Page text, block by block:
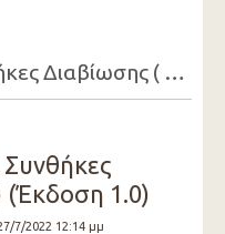
Υλική Στέρηση και Συνθήκες Διαβίωσης ( 2021 )
Συνθήκες
(Έκδοση 1.0)
27/7/2022 12:14 μμ